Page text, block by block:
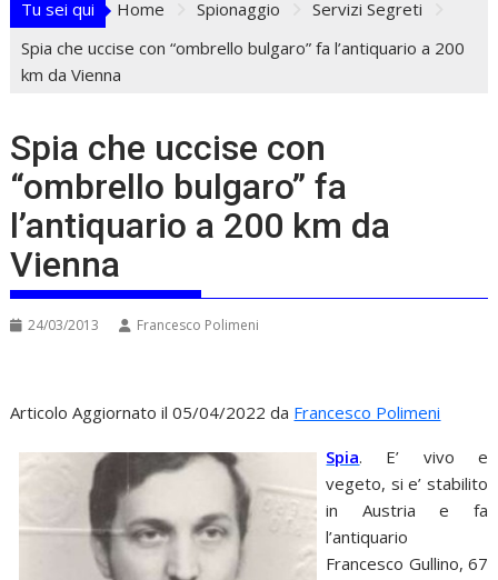
Tu sei qui Home Spionaggio
Servizi Segreti
Spia che uccise con “ombrello bulgaro” fa l’antiquario a 200
km da Vienna
Spia che uccise con
“ombrello bulgaro” fa
l’antiquario a 200 km da
Vienna
24/03/2013 Francesco Polimeni
Articolo Aggiornato il 05/04/2022 da Francesco Polimeni
Spia. E’ vivo e
vegeto, si e’ stabilito
in Austria e fa
l’antiquario
Francesco Gullino, 67